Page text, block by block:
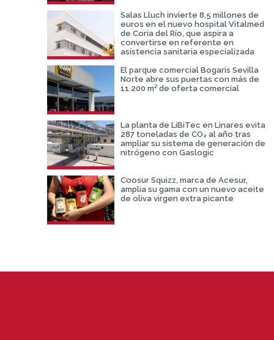
Salas Lluch invierte 8,5 millones de
euros en el nuevo hospital Vitalmed
de Coria del Río, que aspira a
convertirse en referente en
asistencia sanitaria especializada
El parque comercial Bogaris Sevilla
Norte abre sus puertas con más de
11.200 m² de oferta comercial
La planta de LiBiTec en Linares evita
287 toneladas de CO₂ al año tras
ampliar su sistema de generación de
nitrógeno con Gaslogic
Coosur Squizz, marca de Acesur,
amplia su gama con un nuevo aceite
de oliva virgen extra picante